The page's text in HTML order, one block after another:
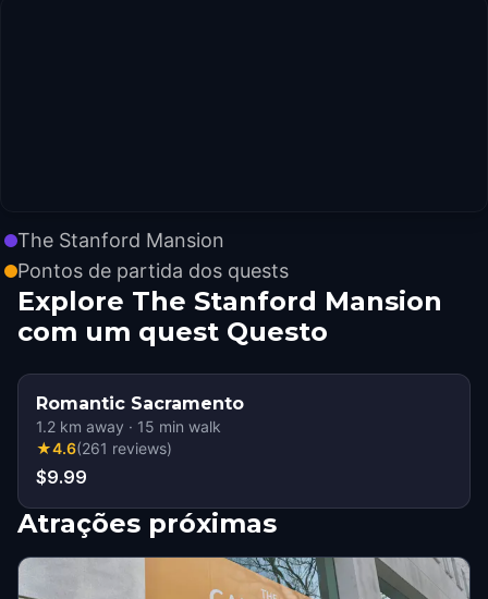
The Stanford Mansion
Pontos de partida dos quests
Explore The Stanford Mansion
com um quest Questo
Romantic Sacramento
1.2 km away · 15 min walk
★4.6(261 reviews)
$9.99
Atrações próximas